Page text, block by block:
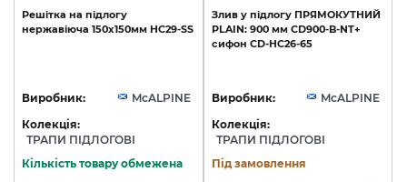
Решітка на підлогу
нержавіюча 150х150мм HC29-SS
Виробник:
McALPINE
Колекція:
ТРАПИ ПІДЛОГОВІ
Кількість товару обмежена
Злив у підлогу ПРЯМОКУТНИЙ
PLAIN: 900 мм CD900-B-NT+
сифон CD-HC26-65
Виробник:
McALPINE
Колекція:
ТРАПИ ПІДЛОГОВІ
Під замовлення